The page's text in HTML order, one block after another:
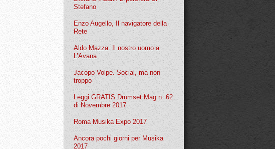
Stefano
Enzo Augello, Il navigatore della
Rete
Aldo Mazza. Il nostro uomo a
L’Avana
Jacopo Volpe. Social, ma non
troppo
Leggi GRATIS Drumset Mag n. 62
di Novembre 2017
Roma Musika Expo 2017
Ancora pochi giorni per Musika
2017